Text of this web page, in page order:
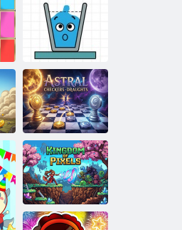
Bagno termale
Baby Hazel
Puzzle felici di
vetro
Dama astrale